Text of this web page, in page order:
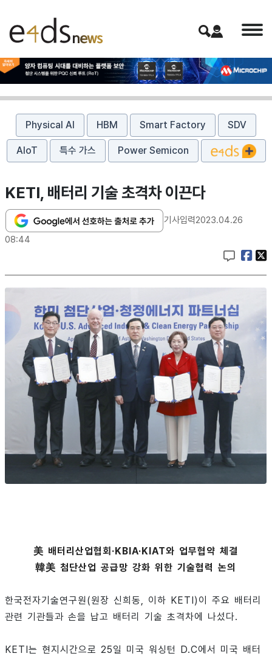
Physical AI HBM Smart Factory SDV
AIoT 특수 가스 Power Semicon
KETI, 배터리 기술 초격차 이끈다
기사입력2023.04.26
08:44
美 배터리산업협회·KBIA·KIAT와 업무협약 체결
韓美 첨단산업 공급망 강화 위한 기술협력 논의
한국전자기술연구원(원장 신희동, 이하 KETI)이 주요 배터리
관련 기관들과 손을 납고 배터리 기술 초격차에 나섰다.
KETI는 현지시간으로 25일 미국 워싱턴 D.C에서 미국 배터